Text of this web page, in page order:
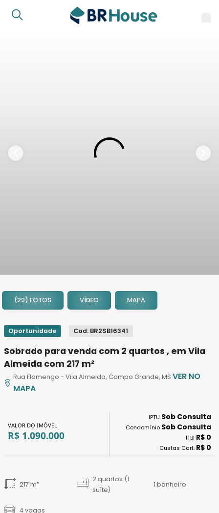
2
3
7
8
9
13
14
17
18
(29) FOTOS VÍDEO MAPA
Oportunidade Cod: BR2SB16341
Sobrado para venda com 2 quartos , em Vila
Almeida com 217 m²
Rua Flamengo - Vila Almeida, Campo Grande, MSVER NO
MAPA
VALOR DO IMÓVEL
R$ 1.090.000
IPTU Sob Consulta
Condomínio Sob Consulta
ITBI R$ 0
Custas Cart. R$ 0
217 m²
2 quartos (1
suíte)
1 banheiro
4 vagas